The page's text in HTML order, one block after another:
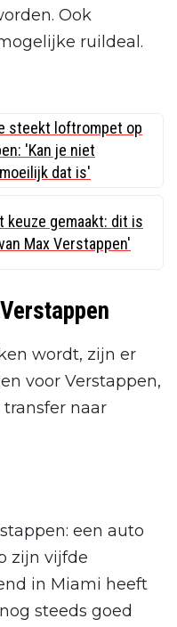
Ook
ruildeal.
steekt loftrompet op
'Kan je niet
dat is'
keuze gemaakt: dit is
Max Verstappen'
wordt, zijn er
voor Verstappen,
naar
een auto
zijn vijfde
in Miami heeft
steeds goed